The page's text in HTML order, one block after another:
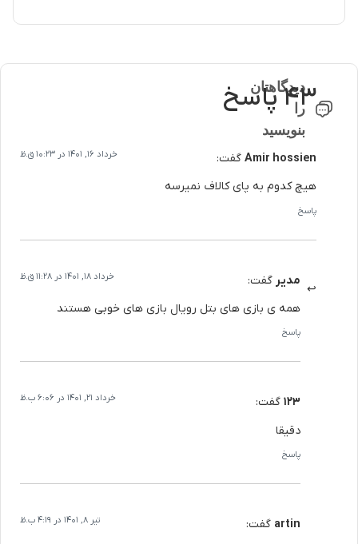
دیدگاهتان
را
بنویسید
43 پاسخ
Amir hossien گفت: خرداد 16, 1401 در 10:23 ق.ظ
هیچ کدوم به‌ پای کالاف نمیرسه
پاسخ
مدیر گفت: خرداد 18, 1401 در 11:28 ق.ظ
همه ی بازی های بتل رویال بازی های خوبی هستند
پاسخ
123 گفت: خرداد 21, 1401 در 6:06 ب.ظ
دقیقا
پاسخ
artin گفت: تیر 8, 1401 در 4:19 ب.ظ